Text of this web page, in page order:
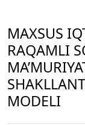
MAXSUS
RAQAMLI
MODELI